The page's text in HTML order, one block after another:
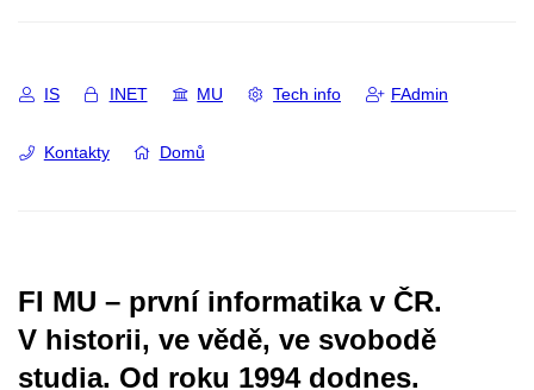
IS INET MU Tech info FAdmin
Kontakty Domů
FI MU – první informatika v ČR.
V historii, ve vědě, ve svobodě
studia. Od roku 1994 dodnes.